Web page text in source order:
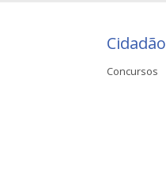
Cidadão
Concursos